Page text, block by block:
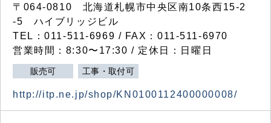
〒064-0810 北海道札幌市中央区南10条西15-2
-5 ハイブリッジビル
TEL：011-511-6969 / FAX：011-511-6970
営業時間：8:30〜17:30 / 定休日：日曜日
販売可 工事・取付可
http://itp.ne.jp/shop/KN0100112400000008/